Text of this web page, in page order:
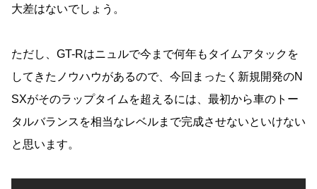
大差はないでしょう。
ただし、GT-Rはニュルで今まで何年もタイムアタックを
してきたノウハウがあるので、今回まったく新規開発のN
SXがそのラップタイムを超えるには、最初から車のトー
タルバランスを相当なレベルまで完成させないといけない
と思います。